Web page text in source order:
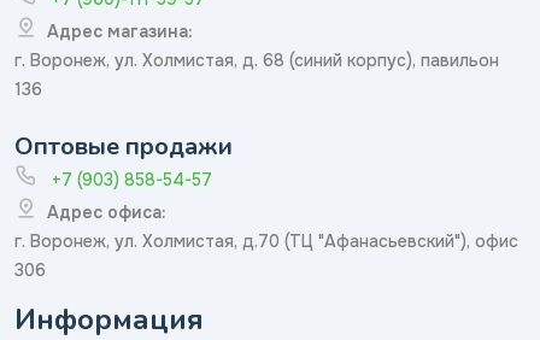
Адрес магазина:
г. Воронеж, ул. Холмистая, д. 68 (синий корпус), павильон
136
Оптовые продажи
+7 (903) 858-54-57
Адрес офиса:
г. Воронеж, ул. Холмистая, д.70 (ТЦ "Афанасьевский"), офис
306
Информация